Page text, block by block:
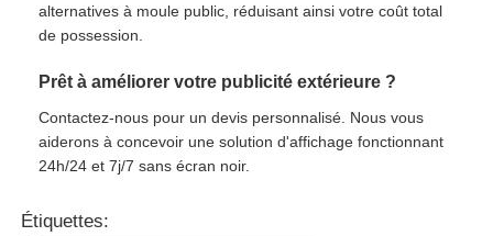
alternatives à moule public, réduisant ainsi votre coût total
de possession.
Prêt à améliorer votre publicité extérieure ?
Contactez-nous pour un devis personnalisé. Nous vous
aiderons à concevoir une solution d'affichage fonctionnant
24h/24 et 7j/7 sans écran noir.
Étiquettes: